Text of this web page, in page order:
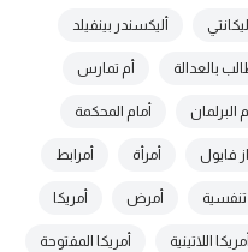
أليكانتي أليكسندر بينفيلد
بالعدالة أم تمارس
البرلمان أمام المحكمة
فايول أمرأة أمرابط
أمرض أمريكا
أمريكا اللاتينية أمريكا المفتوحة